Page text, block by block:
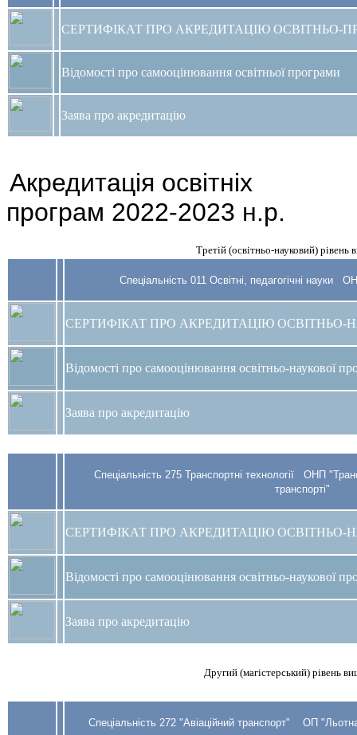
СЕРТИФІКАТ ПРО АКРЕДИТАЦІЮ ОСВІТНЬО-
Відомості про самооцінювання освітньої програми
Заява про акредитацію
Акредитація освітніх
програм 2022-2023 н.р.
Третій (освітньо-науковий) рівень
Спеціальність 011 Освітні, педагогічні науки
СЕРТИФІКАТ ПРО АКРЕДИТАЦІЮ ОСВІТНЬО-
Відомості про самооцінювання освітньо-наукової
Заява про акредитацію
Спеціальність 275 Транспортні технології ОНП
транспорті"
СЕРТИФІКАТ ПРО АКРЕДИТАЦІЮ ОСВІТНЬО-
Відомості про самооцінювання освітньо-наукової
Заява про акредитацію
Другий (магістерський) рівень
Спеціальність 272 "Авіаційний транспорт" ОП